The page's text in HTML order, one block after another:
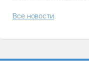
Все новости